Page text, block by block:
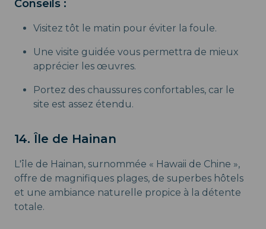
Conseils :
Visitez tôt le matin pour éviter la foule.
Une visite guidée vous permettra de mieux
apprécier les œuvres.
Portez des chaussures confortables, car le
site est assez étendu.
14. Île de Hainan
L'île de Hainan, surnommée « Hawaii de Chine »,
offre de magnifiques plages, de superbes hôtels
et une ambiance naturelle propice à la détente
totale.